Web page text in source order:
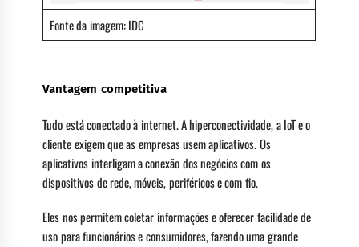
Fonte da imagem: IDC
Vantagem competitiva
Tudo está conectado à internet. A hiperconectividade, a IoT e o
cliente exigem que as empresas usem aplicativos. Os
aplicativos interligam a conexão dos negócios com os
dispositivos de rede, móveis, periféricos e com fio.
Eles nos permitem coletar informações e oferecer facilidade de
uso para funcionários e consumidores, fazendo uma grande